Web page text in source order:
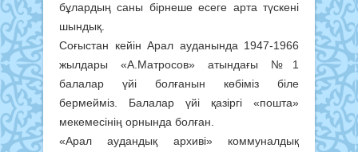
бұлардың саны бірнеше есеге арта түскені
шындық.
Соғыстан кейін Арал ауданында 1947-1966
жылдары «А.Матросов» атындағы №1
балалар үйі болғанын көбіміз біле
бермейміз. Балалар үйі қазіргі «пошта»
мекемесінің орнында болған.
«Арал аудандық архиві» коммуналдық